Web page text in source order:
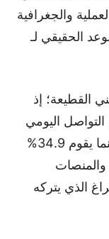
والجغرافية
الحقيقي لـ
القطيعة؛ إذ
التواصل اليومي
مع عائلاتهم عبر المكالمات والفيديو، بينما يقوم 34.9%
الذي يتركه